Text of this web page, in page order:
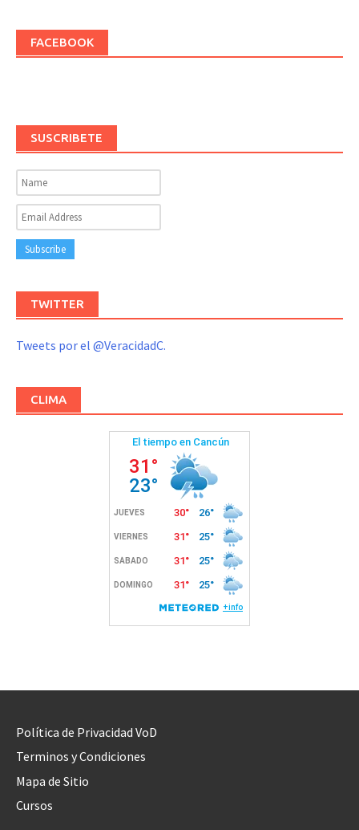
FACEBOOK
SUSCRIBETE
TWITTER
Tweets por el @VeracidadC.
CLIMA
Política de Privacidad VoD
Terminos y Condiciones
Mapa de Sitio
Cursos